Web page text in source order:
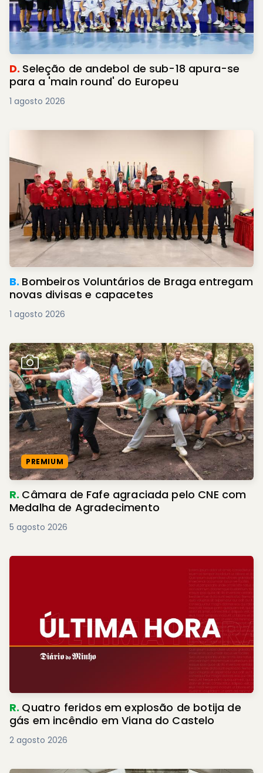
D. Seleção de andebol de sub-18 apura-se
para a 'main round' do Europeu
1 agosto 2026
B. Bombeiros Voluntários de Braga entregam
novas divisas e capacetes
1 agosto 2026
PREMIUM
R. Câmara de Fafe agraciada pelo CNE com
Medalha de Agradecimento
5 agosto 2026
R. Quatro feridos em explosão de botija de
gás em incêndio em Viana do Castelo
2 agosto 2026